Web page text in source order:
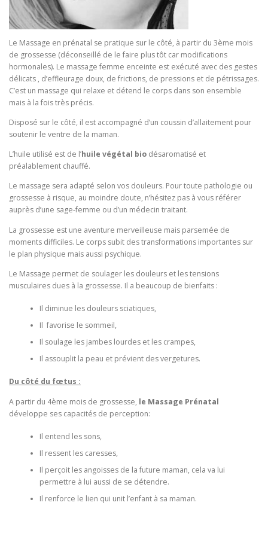
Le Massage en prénatal se pratique sur le côté, à partir du 3ème mois
de grossesse (déconseillé de le faire plus tôt car modifications
hormonales). Le massage femme enceinte est exécuté avec des gestes
délicats , d’effleurage doux, de frictions, de pressions et de pétrissages.
C’est un massage qui relaxe et détend le corps dans son ensemble
mais à la fois très précis.
Disposé sur le côté, il est accompagné d’un coussin d’allaitement pour
soutenir le ventre de la maman.
L’huile utilisé est de l’huile végétal bio désaromatisé et
préalablement chauffé.
Le massage sera adapté selon vos douleurs. Pour toute pathologie ou
grossesse à risque, au moindre doute, n’hésitez pas à vous référer
auprès d’une sage-femme ou d’un médecin traitant.
La grossesse est une aventure merveilleuse mais parsemée de
moments difficiles. Le corps subit des transformations importantes sur
le plan physique mais aussi psychique.
Le Massage permet de soulager les douleurs et les tensions
musculaires dues à la grossesse. Il a beaucoup de bienfaits :
Il diminue les douleurs sciatiques,
Il favorise le sommeil,
Il soulage les jambes lourdes et les crampes,
Il assouplit la peau et prévient des vergetures.
Du côté du fœtus :
A partir du 4ème mois de grossesse, le Massage Prénatal
développe ses capacités de perception:
Il entend les sons,
Il ressent les caresses,
Il perçoit les angoisses de la future maman, cela va lui
permettre à lui aussi de se détendre.
Il renforce le lien qui unit l’enfant à sa maman.